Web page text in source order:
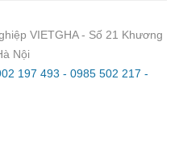
VIETGHA - Số 21 Khương
Nội
197 493 - 0985 502 217 -